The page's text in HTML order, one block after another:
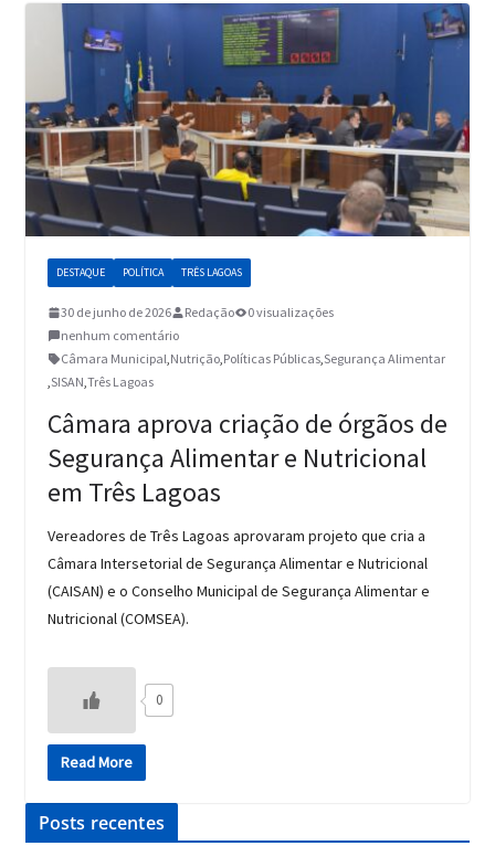
DESTAQUE POLÍTICA TRÊS LAGOAS
30 de junho de 2026 Redação
0 visualizações
nenhum comentário
Câmara Municipal,Nutrição,Políticas Públicas,Segurança Alimentar
,SISAN,Três Lagoas
Câmara aprova criação de órgãos de
Segurança Alimentar e Nutricional
em Três Lagoas
Vereadores de Três Lagoas aprovaram projeto que cria a
Câmara Intersetorial de Segurança Alimentar e Nutricional
(CAISAN) e o Conselho Municipal de Segurança Alimentar e
Nutricional (COMSEA).
0
Read More
Posts recentes